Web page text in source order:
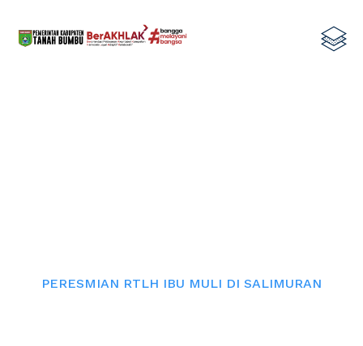
PERESMIAN RTLH IBU MULI DI SALIMURAN